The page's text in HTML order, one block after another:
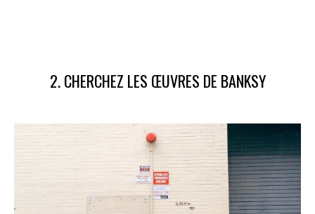
2. CHERCHEZ LES ŒUVRES DE BANKSY